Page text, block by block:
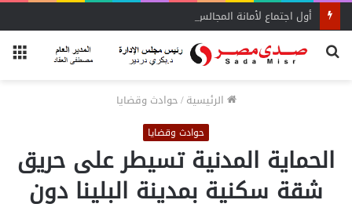
بحث
الرئيسية/حوادث وقضايا
حوادث وقضايا
الحماية المدنية تسيطر على حريق
شقة سكنية بمدينة البلينا دون